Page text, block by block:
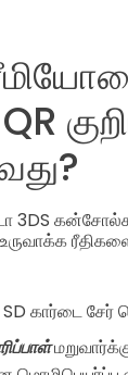
3DS
உருவாக்க
கார்டை சேர்